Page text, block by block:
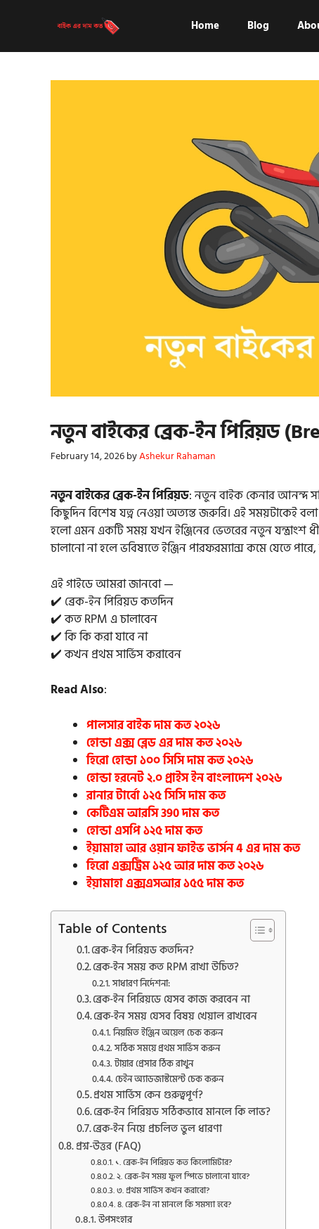
Home Blog
নতুন বাইকের ব্রেক-ইন পিরিয়ড
February 14, 2026byAshekur Rahaman
নতুন বাইকের ব্রেক-ইন পিরিয়ড: নতুন বাইক কেনার আনন্দ
কিছুদিন বিশেষ যত্ন নেওয়া অত্যন্ত জরুরি। এই সময়টাকেই
হলো এমন একটি সময় যখন ইঞ্জিনের ভেতরের নতুন যন্ত্রাংশ
চালানো না হলে ভবিষ্যতে ইঞ্জিন পারফরম্যান্স কমে যেতে
এই গাইডে আমরা জানবো —
✔️ ব্রেক-ইন পিরিয়ড কতদিন
✔️ কত RPM এ চালাবেন
✔️ কি কি করা যাবে না
✔️ কখন প্রথম সার্ভিস করাবেন
Read Also:
পালসার বাইক দাম কত ২০২৬
হোন্ডা এক্স ব্লেড এর দাম কত ২০২৬
হিরো হোন্ডা ১০০ সিসি দাম কত ২০২৬
হোন্ডা হরনেট ২.০ প্রাইস ইন বাংলাদেশ ২০২৬
রানার টার্বো ১২৫ সিসি দাম কত
কেটিএম আরসি 390 দাম কত
হোন্ডা এসপি ১২৫ দাম কত
ইয়ামাহা আর ওয়ান ফাইভ ভার্সন 4 এর দাম কত
হিরো এক্সট্রিম ১২৫ আর দাম কত ২০২৬
ইয়ামাহা এক্সএসআর ১৫৫ দাম কত
Table of Contents
ব্রেক-ইন পিরিয়ড কতদিন?
ব্রেক-ইন সময় কত RPM রাখা উচিত?
সাধারণ নির্দেশনা:
ব্রেক-ইন পিরিয়ডে যেসব কাজ করবেন না
ব্রেক-ইন সময় যেসব বিষয় খেয়াল রাখবেন
নিয়মিত ইঞ্জিন অয়েল চেক করুন
সঠিক সময়ে প্রথম সার্ভিস করুন
টায়ার প্রেসার ঠিক রাখুন
চেইন অ্যাডজাস্টমেন্ট চেক করুন
প্রথম সার্ভিস কেন গুরুত্বপূর্ণ?
ব্রেক-ইন পিরিয়ড সঠিকভাবে মানলে কি লাভ?
ব্রেক-ইন নিয়ে প্রচলিত ভুল ধারণা
প্রশ্ন-উত্তর (FAQ)
১. ব্রেক-ইন পিরিয়ড কত কিলোমিটার?
২. ব্রেক-ইন সময় ফুল স্পিডে চালানো যাবে?
৩. প্রথম সার্ভিস কখন করাবো?
৪. ব্রেক-ইন না মানলে কি সমস্যা হবে?
উপসংহার